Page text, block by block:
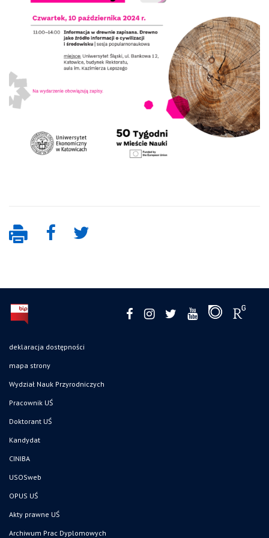
deklaracja dostępności
mapa strony
Wydział Nauk Przyrodniczych
Pracownik UŚ
Doktorant UŚ
Kandydat
CINIBA
USOSweb
OPUS UŚ
Akty prawne UŚ
Archiwum Prac Dyplomowych